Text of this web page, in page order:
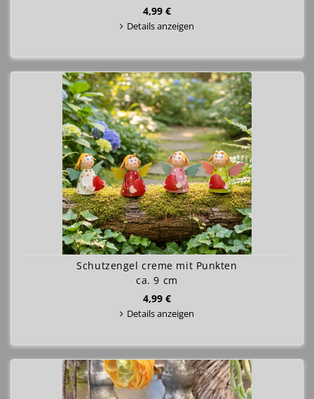
4,99 €
Details anzeigen
Schutzengel creme mit Punkten
ca. 9 cm
4,99 €
Details anzeigen